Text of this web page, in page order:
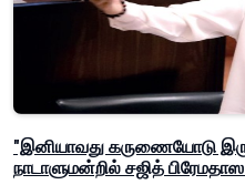
"இனியாவது கருணையோடு
நாடாளுமன்றில் சஜித்